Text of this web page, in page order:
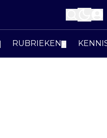
RUBRIEKEN